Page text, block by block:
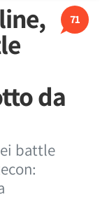
71
da
battle